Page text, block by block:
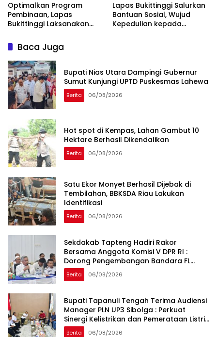
Optimalkan Program
Pembinaan, Lapas
Bukittinggi Laksanakan
Bimaswat dan Jajaran
Lapas Bukittinggi Salurkan
Bantuan Sosial, Wujud
Kepedulian kepada
Baca Juga
Bupati Nias Utara Dampingi Gubernur
Sumut Kunjungi UPTD Puskesmas Lahewa
Berita 06/08/2026
Hot spot di Kempas, Lahan Gambut 10
Hektare Berhasil Dikendalikan
Berita 06/08/2026
Satu Ekor Monyet Berhasil Dijebak di
Tembilahan, BBKSDA Riau Lakukan
Identifikasi
Berita 06/08/2026
Sekdakab Tapteng Hadiri Rakor
Bersama Anggota Komisi V DPR RI :
Dorong Pengembangan Bandara FL
Tobing dan Pelabuhan Sibolga
Berita 06/08/2026
Bupati Tapanuli Tengah Terima Audiensi
Manager PLN UP3 Sibolga : Perkuat
Sinergi Kelistrikan dan Pemerataan Listrik
Desa
Berita 06/08/2026